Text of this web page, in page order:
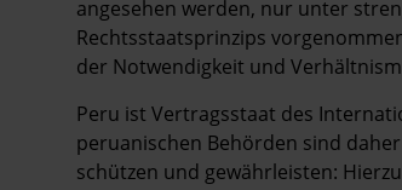
angesehen werden, nur unter
Rechtsstaatsprinzips
der Notwendigkeit und
Peru ist Vertragsstaat des
peruanischen Behörden sind
schützen und gewährleisten: